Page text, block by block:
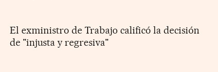
El exministro de Trabajo calificó la decisión
de "injusta y regresiva"